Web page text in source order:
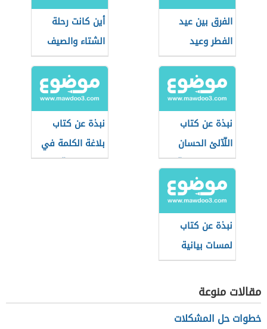
الفرق بين عيد
الفطر وعيد
الأضحى
أين كانت رحلة
الشتاء والصيف
نبذة عن كتاب
اللّآلئ الحسان
في علوم القرآن
نبذة عن كتاب
بلاغة الكلمة في
التعبير القرآني
نبذة عن كتاب
لمسات بيانية
لفاضل السامرائي
مقالات منوعة
خطوات حل المشكلات